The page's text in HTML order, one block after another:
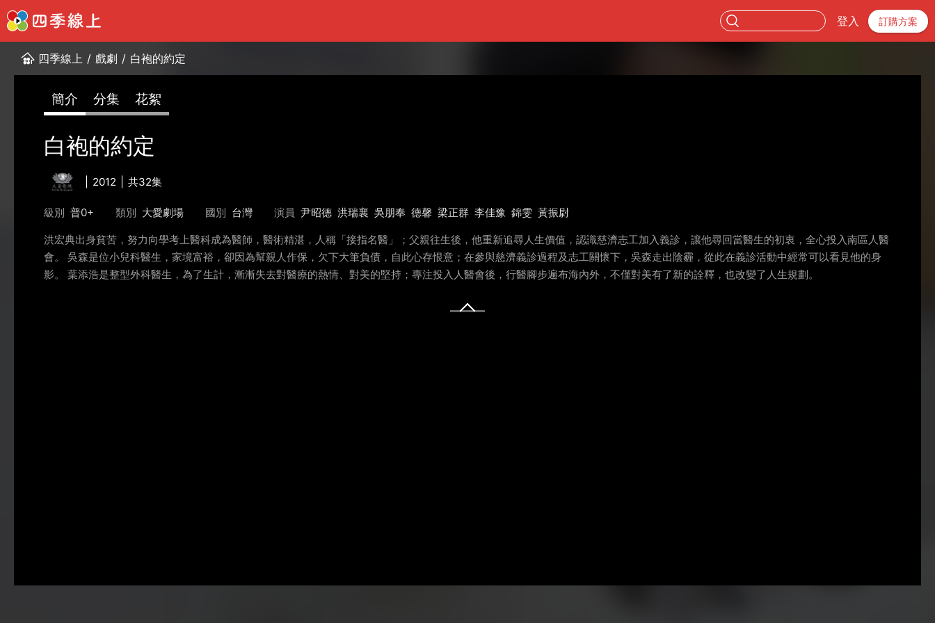
登入 訂購方案
四季線上 / 戲劇 / 白袍的約定
簡介 分集 花絮
白袍的約定
2012 共32集
級別 普0+ 類別 大愛劇場 國別 台灣 演員 尹昭德 洪瑞襄 吳朋奉 德馨 梁正群 李佳豫 錦雯 黃振尉
洪宏典出身貧苦，努力向學考上醫科成為醫師，醫術精湛，人稱「接指名醫」；父親往生後，他重新追尋人生價值，認識慈濟志工加入義診，讓他尋回當醫生的初衷，全心投入南區人醫
會。 吳森是位小兒科醫生，家境富裕，卻因為幫親人作保，欠下大筆負債，自此心存恨意；在參與慈濟義診過程及志工關懷下，吳森走出陰霾，從此在義診活動中經常可以看見他的身
影。 葉添浩是整型外科醫生，為了生計，漸漸失去對醫療的熱情、對美的堅持；專注投入人醫會後，行醫腳步遍布海內外，不僅對美有了新的詮釋，也改變了人生規劃。